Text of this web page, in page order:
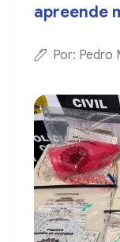
apreende
Por: Pedro